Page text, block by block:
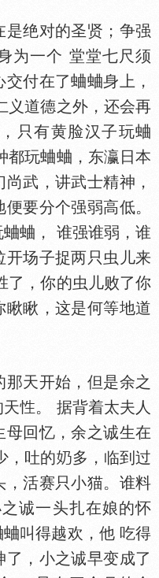
绝对的圣贤；争强
为一个 堂堂七尺须
付在了蛐蛐身上，
义道德之外，还会再
只有黄脸汉子玩蛐
都玩蛐蛐，东瀛日本
武，讲武士精神，
要分个强弱高低。
蛐， 谁强谁弱，谁
开场子捉两只虫儿来
了，你的虫儿败了你
瞅瞅，这是何等地道
那天开始，但是余之
天
。 据背着太夫人
母回忆，余之诚生在
，吐的
多，临到过
，活赛只小猫。谁料
诚一头扎在娘的怀
叫得越欢，他 吃得
，小之诚早变成了